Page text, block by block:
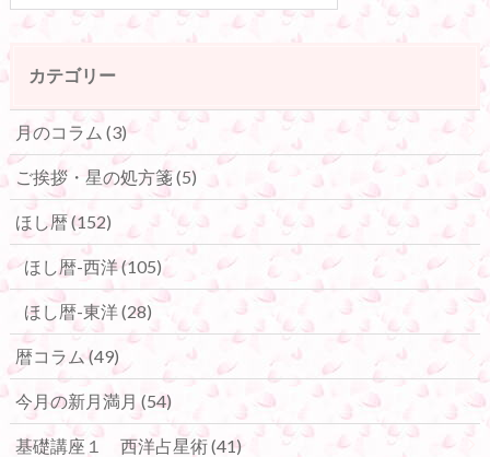
カテゴリー
月のコラム (3)
ご挨拶・星の処方箋(5)
ほし暦(152)
ほし暦-西洋(105)
ほし暦-東洋(28)
暦コラム (49)
今月の新月満月 (54)
基礎講座１ 西洋占星術(41)